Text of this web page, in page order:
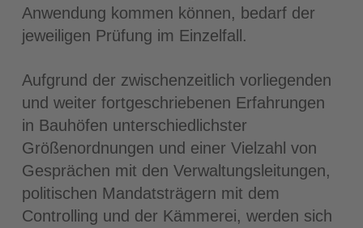
Anwendung kommen können, bedarf der
jeweiligen Prüfung im Einzelfall.
Aufgrund der zwischenzeitlich vorliegenden
und weiter fortgeschriebenen Erfahrungen
in Bauhöfen unterschiedlichster
Größenordnungen und einer Vielzahl von
Gesprächen mit den Verwaltungsleitungen,
politischen Mandatsträgern mit dem
Controlling und der Kämmerei, werden sich